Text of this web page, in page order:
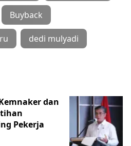
Buyback
dedi mulyadi
dan
Pekerja